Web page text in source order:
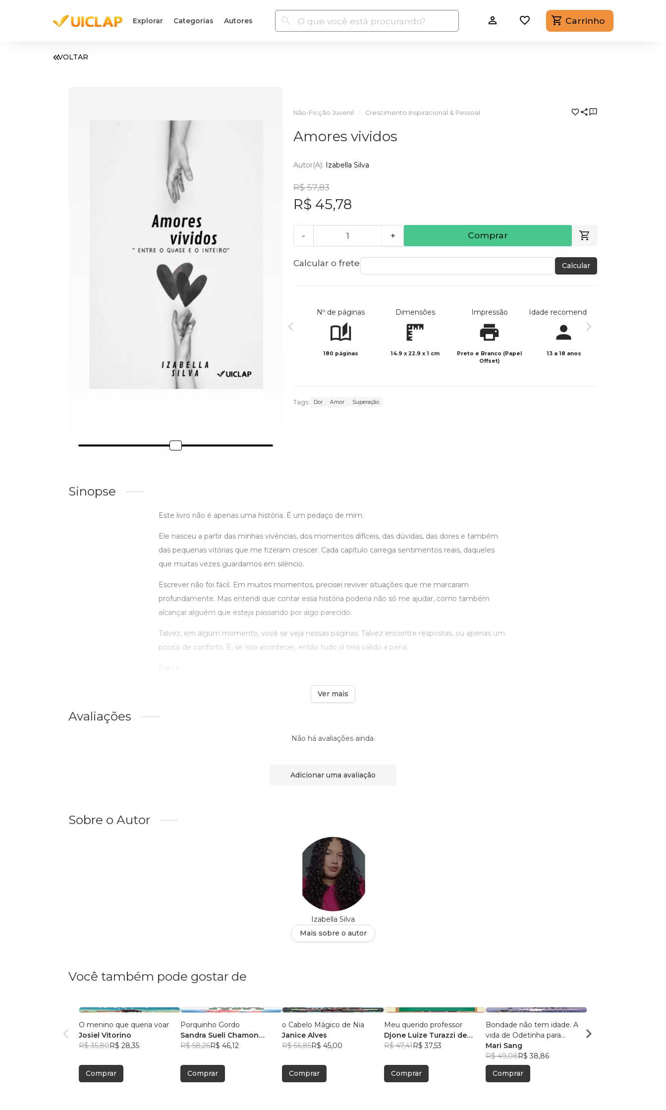
Explorar Categorias Autores Carrinho
VOLTAR
Não-Ficção Juvenil Crescimento Inspiracional & Pessoal
Amores vividos
Autor(a): Izabella Silva
R$ 57,83
R$ 45,78
- + Comprar
Calcular o frete Calcular
Nº de páginas
180 páginas
Dimensões
14.9 x 22.9 x 1 cm
Impressão
Preto e Branco (Papel
Offset)
Idade recomendada
13 a 18 anos
Tags: Dor Amor Superação
Sinopse
Este livro não é apenas uma história. É um pedaço de mim.
Ele nasceu a partir das minhas vivências, dos momentos difíceis, das dúvidas, das dores e também
das pequenas vitórias que me fizeram crescer. Cada capítulo carrega sentimentos reais, daqueles
que muitas vezes guardamos em silêncio.
Escrever não foi fácil. Em muitos momentos, precisei reviver situações que me marcaram
profundamente. Mas entendi que contar essa história poderia não só me ajudar, como também
alcançar alguém que esteja passando por algo parecido.
Talvez, em algum momento, você se veja nessas páginas. Talvez encontre respostas, ou apenas um
pouco de conforto. E, se isso acontecer, então tudo já terá valido a pena.
Ver mais
Avaliações
Não há avaliações ainda.
Adicionar uma avaliação
Sobre o Autor
Izabella Silva
Mais sobre o autor
Você também pode gostar de
O menino que queria voar
Josiel Vitorino
R$ 35,80R$ 28,35
Comprar
Porquinho Gordo
Sandra Sueli Chamon
Aagesen
R$ 58,26R$ 46,12
Comprar
o Cabelo Mágico de Nia
Janice Alves
R$ 56,85R$ 45,00
Comprar
Meu querido professor
Djone Luize Turazzi de
Oliveira
R$ 47,41R$ 37,53
Comprar
Bondade não tem idade. A
vida de Odetinha para
crianças. Conto bilíngue
Mari Sang
R$ 49,08R$ 38,86
Comprar
Gabriel Dexter